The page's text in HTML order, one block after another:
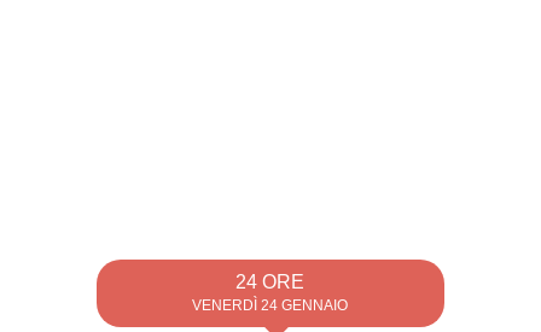
24 ORE
VENERDÌ 24 GENNAIO